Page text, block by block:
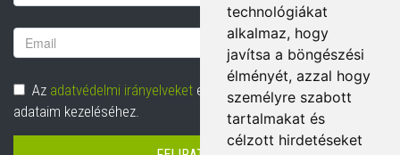
technológiákat
alkalmaz, hogy
javítsa a böngészési
élményét, azzal hogy
személyre szabott
tartalmakat és
célzott hirdetéseket
Email
cím
Adatvédelem
Az adatvédelmi irányelveket elolvastam és hozzájárulok
adataim kezeléséhez.